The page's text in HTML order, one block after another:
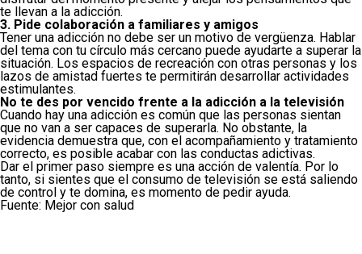
te llevan a la adicción.
3. Pide colaboración a familiares y amigos
Tener una adicción no debe ser un motivo de vergüenza. Hablar
del tema con tu círculo más cercano puede ayudarte a superar la
situación. Los espacios de recreación con otras personas y los
lazos de amistad fuertes te permitirán desarrollar actividades
estimulantes.
No te des por vencido frente a la adicción a la televisión
Cuando hay una adicción es común que las personas sientan
que no van a ser capaces de superarla. No obstante, la
evidencia demuestra que, con el acompañamiento y tratamiento
correcto, es posible acabar con las conductas adictivas.
Dar el primer paso siempre es una acción de valentía. Por lo
tanto, si sientes que el consumo de televisión se está saliendo
de control y te domina, es momento de pedir ayuda.
Fuente: Mejor con salud